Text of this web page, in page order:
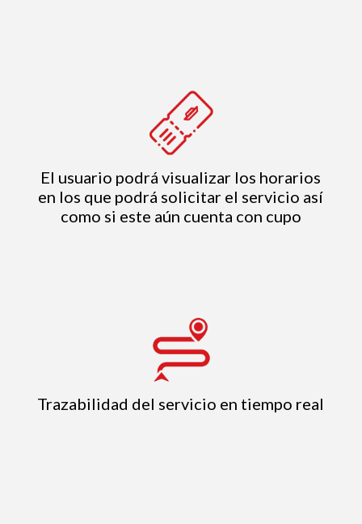
El usuario podrá visualizar los horarios
en los que podrá solicitar el servicio así
como si este aún cuenta con cupo
Trazabilidad del servicio en tiempo real